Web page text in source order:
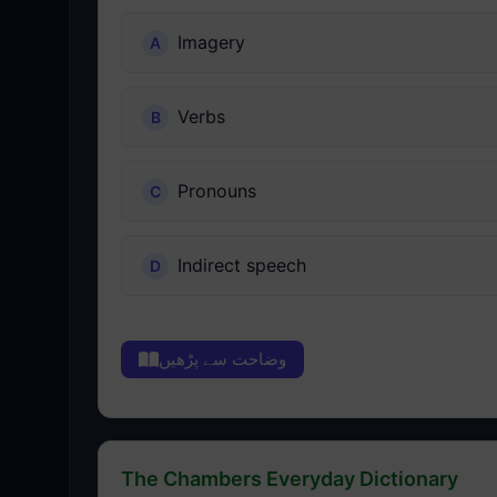
Imagery
Verbs
Pronouns
Indirect speech
وضاحت سے پڑھیں
The Chambers Everyday Dictionary